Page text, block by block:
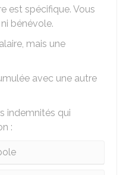
est spécifique. Vous
bénévole.
mais une
avec une autre
indemnités qui
: